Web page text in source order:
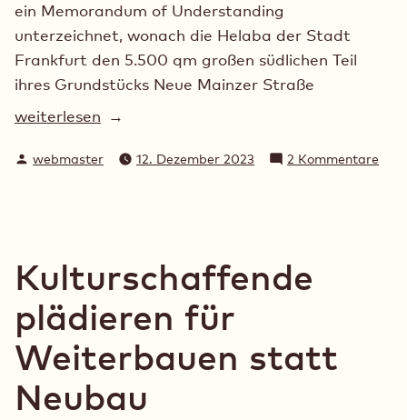
ein Memorandum of Understanding
unterzeichnet, wonach die Helaba der Stadt
Frankfurt den 5.500 qm großen südlichen Teil
ihres Grundstücks Neue Mainzer Straße
„Versteckte
von
€
für
die
Kulturmeile“
weiterlesen
Verfasst
webmaster 12. Dezember 2023 2 Kommentarezu
Kulturschaffende
plädieren für
Weiterbauen statt
Neubau